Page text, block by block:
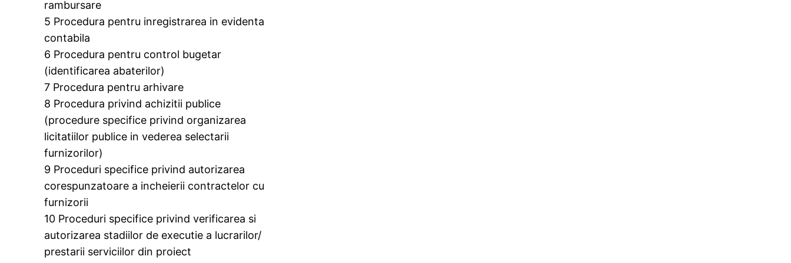
rambursare
5 Procedura pentru inregistrarea in evidenta
contabila
6 Procedura pentru control bugetar
(identificarea abaterilor)
7 Procedura pentru arhivare
8 Procedura privind achizitii publice
(procedure specifice privind organizarea
licitatiilor publice in vederea selectarii
furnizorilor)
9 Proceduri specifice privind autorizarea
corespunzatoare a incheierii contractelor cu
furnizorii
10 Proceduri specifice privind verificarea si
autorizarea stadiilor de executie a lucrarilor/
prestarii serviciilor din proiect